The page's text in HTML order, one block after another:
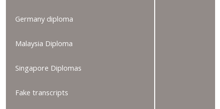
Germany diploma
Malaysia Diploma
Singapore Diplomas
Fake transcripts